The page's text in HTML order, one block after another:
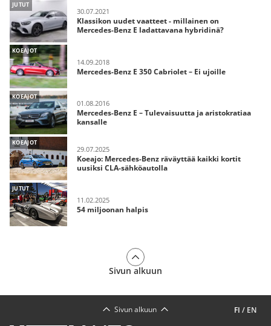
JUTUT
30.07.2021
Klassikon uudet vaatteet - millainen on
Mercedes-Benz E ladattavana hybridinä?
KOEAJOT
14.09.2018
Mercedes-Benz E 350 Cabriolet – Ei ujoille
KOEAJOT
01.08.2016
Mercedes-Benz E – Tulevaisuutta ja aristokratiaa
kansalle
KOEAJOT
29.07.2025
Koeajo: Mercedes-Benz räväyttää kaikki kortit
uusiksi CLA-sähköautolla
JUTUT
11.02.2025
54 miljoonan halpis
Sivun alkuun
FI / EN
Sivun alkuun